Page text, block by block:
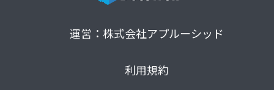
運営：株式会社アプルーシッド
利用規約